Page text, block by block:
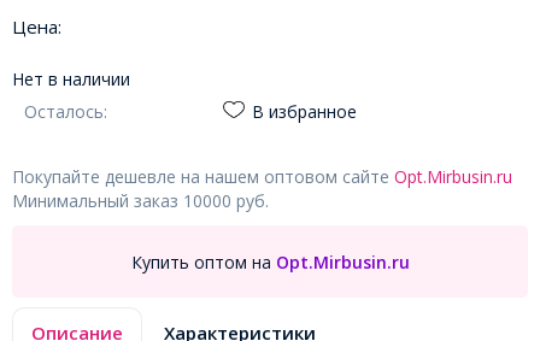
Цена:
Нет в наличии
Осталось:
В избранное
Покупайте дешевле на нашем оптовом сайте Opt.Mirbusin.ru
Минимальный заказ 10000 руб.
Купить оптом на Opt.Mirbusin.ru
Описание Характеристики